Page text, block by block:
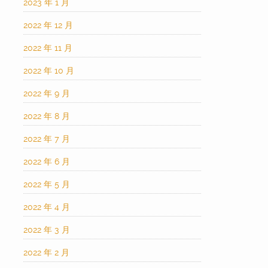
2023 年 1 月
2022 年 12 月
2022 年 11 月
2022 年 10 月
2022 年 9 月
2022 年 8 月
2022 年 7 月
2022 年 6 月
2022 年 5 月
2022 年 4 月
2022 年 3 月
2022 年 2 月